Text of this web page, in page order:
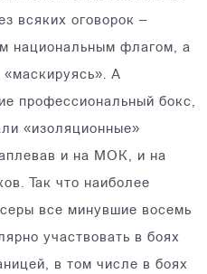
всяких оговорок –
национальным флагом, а
«маскируясь». А
профессиональный бокс,
«изоляционные»
и на МОК, и на
Так что наиболее
все минувшие восемь
участвовать в боях
в том числе в боях